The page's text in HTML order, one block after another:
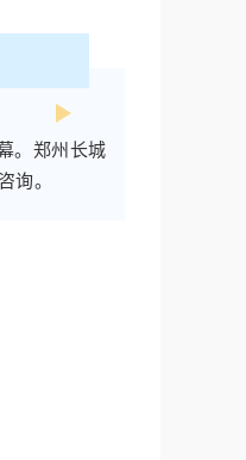
。郑州长城
询。